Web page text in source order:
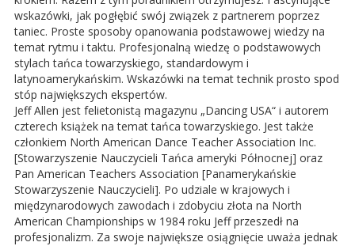
wskazówki, jak pogłębić swój związek z partnerem poprzez
taniec. Proste sposoby opanowania podstawowej wiedzy na
temat rytmu i taktu. Profesjonalną wiedzę o podstawowych
stylach tańca towarzyskiego, standardowym i
latynoamerykańskim. Wskazówki na temat technik prosto spod
stóp największych ekspertów.
Jeff Allen jest felietonistą magazynu „Dancing USA“ i autorem
czterech książek na temat tańca towarzyskiego. Jest także
członkiem North American Dance Teacher Association Inc.
[Stowarzyszenie Nauczycieli Tańca ameryki Północnej] oraz
Pan American Teachers Association [Panamerykańskie
Stowarzyszenie Nauczycieli]. Po udziale w krajowych i
międzynarodowych zawodach i zdobyciu złota na North
American Championships w 1984 roku Jeff przeszedł na
profesjonalizm. Za swoje największe osiągnięcie uważa jednak